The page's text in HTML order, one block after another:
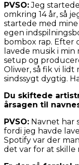
PVSO:Jeg
omkring 14 år, så
startede med
egen
bombox rap. Efter
lavede musik i
setup og
Oliwer, så fik vi lidt
sindssygt dygtig.
Du skiftede
årsagen til
PVSO: Navnet har
fordi jeg havde
Spotify var der
det var for at skille